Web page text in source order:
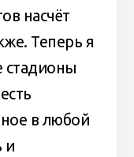
насчёт
Теперь я
стадионы
в любой
и